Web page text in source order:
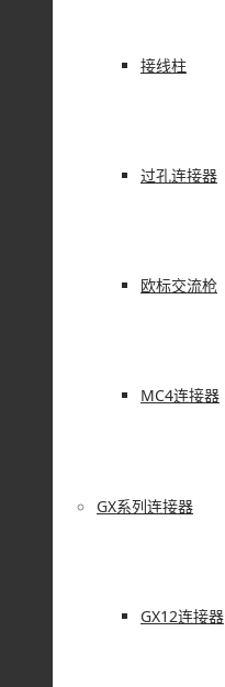
接线柱
过孔连接器
欧标交流枪
MC4连接器
GX系列连接器
GX12连接器